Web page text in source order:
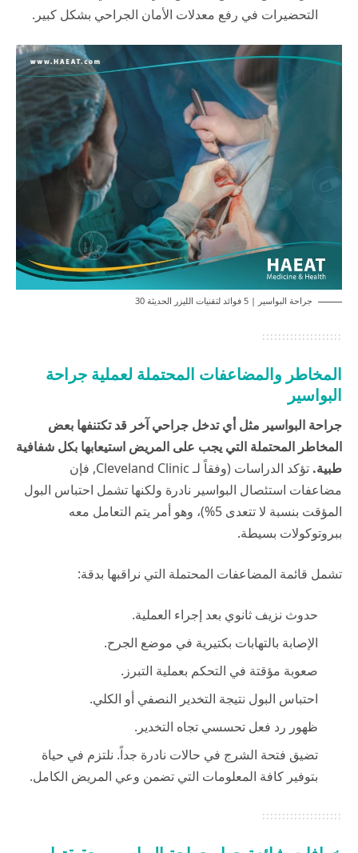
التحضيرات في رفع معدلات الأمان الجراحي بشكل كبير.
جراحة البواسير | 5 فوائد لتقنيات الليزر الحديثة 30
المخاطر والمضاعفات المحتملة لعملية جراحة
البواسير
جراحة البواسير مثل أي تدخل جراحي آخر قد تكتنفها بعض
المخاطر المحتملة التي يجب على المريض استيعابها بكل شفافية
طبية. تؤكد الدراسات (وفقاً لـCleveland Clinic, فإن
مضاعفات استئصال البواسير نادرة ولكنها تشمل احتباس البول
المؤقت بنسبة لا تتعدى 5%)، وهو أمر يتم التعامل معه
ببروتوكولات بسيطة.
تشمل قائمة المضاعفات المحتملة التي نراقبها بدقة:
حدوث نزيف ثانوي بعد إجراء العملية.
الإصابة بالتهابات بكتيرية في موضع الجرح.
صعوبة مؤقتة في التحكم بعملية التبرز.
احتباس البول نتيجة التخدير النصفي أو الكلي.
ظهور رد فعل تحسسي تجاه التخدير.
تضيق فتحة الشرج في حالات نادرة جداً. نلتزم في حياة
بتوفير كافة المعلومات التي تضمن وعي المريض الكامل.